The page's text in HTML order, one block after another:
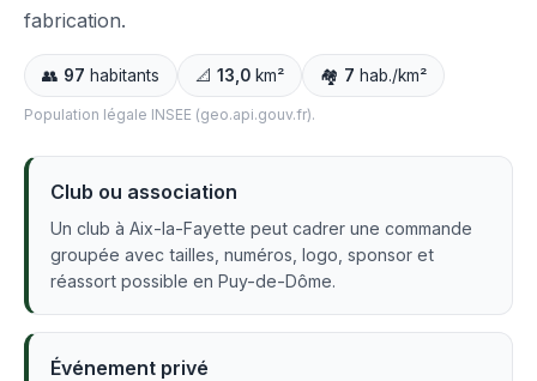
fabrication.
👥 97 habitants 📐 13,0 km² 🏘️ 7 hab./km²
Population légale INSEE (geo.api.gouv.fr).
Club ou association
Un club à Aix-la-Fayette peut cadrer une commande
groupée avec tailles, numéros, logo, sponsor et
réassort possible en Puy-de-Dôme.
Événement privé